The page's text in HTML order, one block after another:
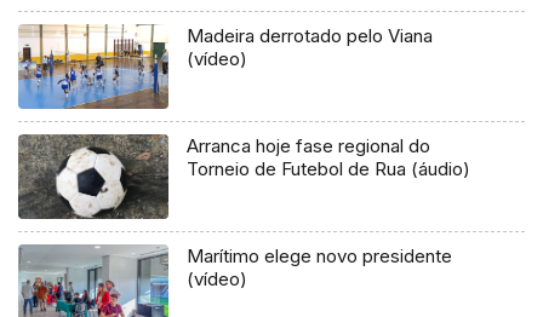
Madeira derrotado pelo Viana
(vídeo)
Arranca hoje fase regional do
Torneio de Futebol de Rua (áudio)
Marítimo elege novo presidente
(vídeo)